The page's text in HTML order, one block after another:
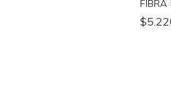
FIBRA